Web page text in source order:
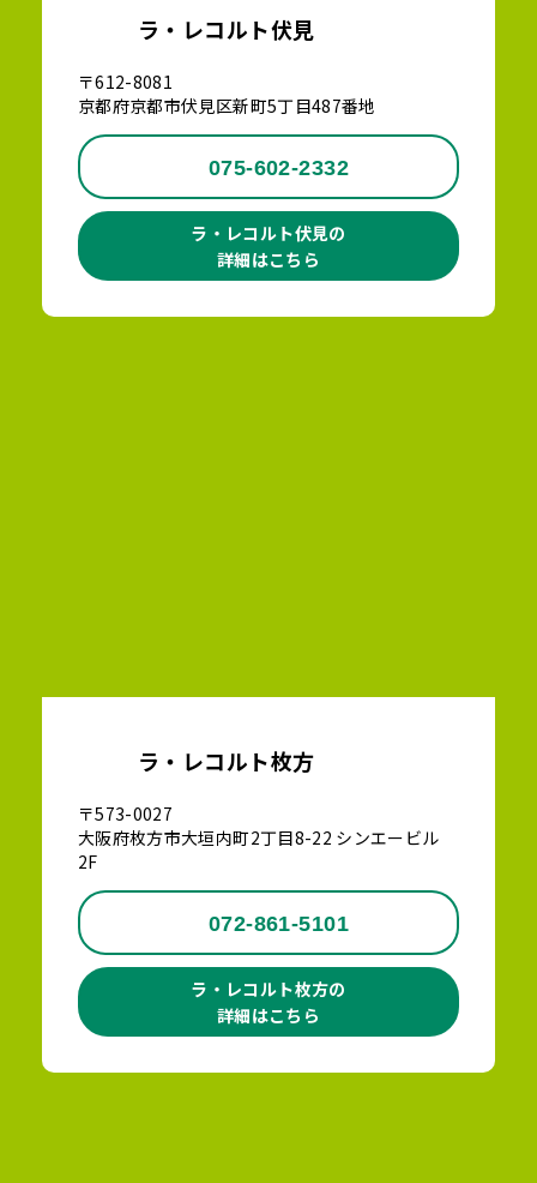
ラ・レコルト伏見
〒612-8081
京都府京都市伏見区新町5丁目487番地
075-602-2332
ラ・レコルト伏見の
詳細はこちら
ラ・レコルト枚方
〒573-0027
大阪府枚方市大垣内町2丁目8-22 シンエービル
2F
072-861-5101
ラ・レコルト枚方の
詳細はこちら